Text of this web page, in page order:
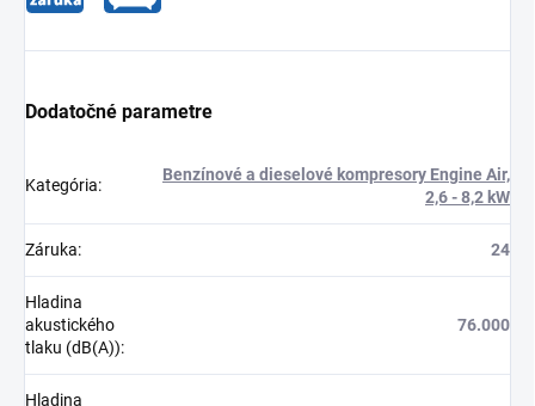
Dodatočné parametre
Kategória:
Benzínové a dieselové kompresory Engine Air,
2,6 - 8,2 kW
Záruka: 24
Hladina
akustického
tlaku (dB(A)):
76.000
Hladina